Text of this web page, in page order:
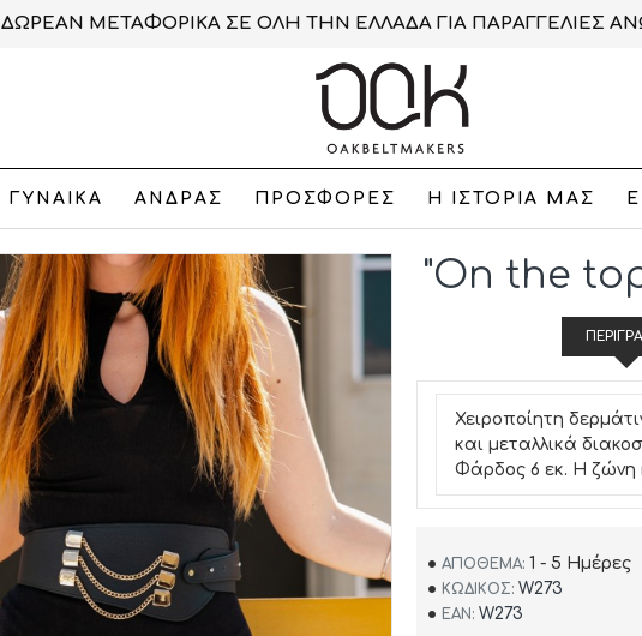
ΔΩΡΕΑΝ ΜΕΤΑΦΟΡΙΚΑ ΣΕ ΟΛΗ ΤΗΝ ΕΛΛΑΔΑ ΓΙΑ ΠΑΡΑΓΓΕΛΙΕΣ
ΓΥΝΑΙΚΑ ΑΝΔΡΑΣ ΠΡΟΣΦΟΡΕΣ Η ΙΣΤΟΡΙΑ ΜΑΣ
"On the
Χειροποίητη
και μεταλλικά
Φάρδος 6 εκ. Η ζώνη
ΑΠΌΘΕΜΑ: 1 - 5 Ημέρες
ΚΩΔΙΚΌΣ: W273
EAN: W273